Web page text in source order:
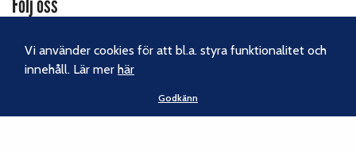
Instagram
Vi använder cookies för att bl.a. styra funktionalitet och
innehåll. Lär merhär
Godkänn